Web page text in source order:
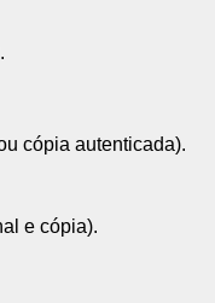
cópia autenticada).
e cópia).